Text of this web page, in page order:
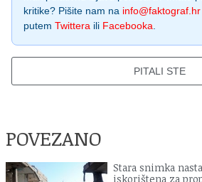
kritike? Pišite nam na info@faktograf.hr
putem Twittera ili Facebooka
PITALI STE
POVEZANO
Stara snimka
iskorištena za